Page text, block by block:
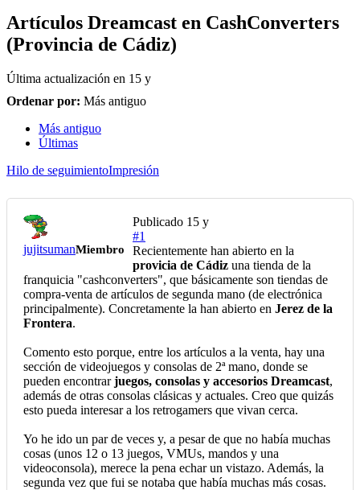
Artículos Dreamcast en CashConverters
(Provincia de Cádiz)
Última actualización en 15 y
Ordenar por: Más antiguo
Más antiguo
Últimas
Hilo de seguimientoImpresión
jujitsumanMiembro
Publicado 15 y
#1
Recientemente han abierto en la
provicia de Cádiz una tienda de la
franquicia "cashconverters", que básicamente son tiendas de
compra-venta de artículos de segunda mano (de electrónica
principalmente). Concretamente la han abierto en Jerez de la
Frontera.
Comento esto porque, entre los artículos a la venta, hay una
sección de videojuegos y consolas de 2ª mano, donde se
pueden encontrarjuegos, consolas y accesorios Dreamcast,
además de otras consolas clásicas y actuales. Creo que quizás
esto pueda interesar a los retrogamers que vivan cerca.
Yo he ido un par de veces y, a pesar de que no había muchas
cosas (unos 12 o 13 juegos, VMUs, mandos y una
videoconsola), merece la pena echar un vistazo. Además, la
segunda vez que fui se notaba que había muchas más cosas.